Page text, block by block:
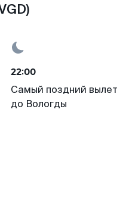
22:00
Самый поздний вылет
до Вологды